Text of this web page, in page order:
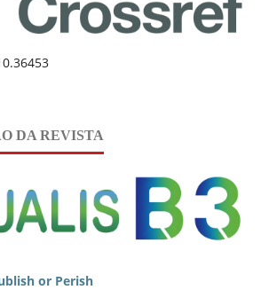
DA REVISTA
or Perish